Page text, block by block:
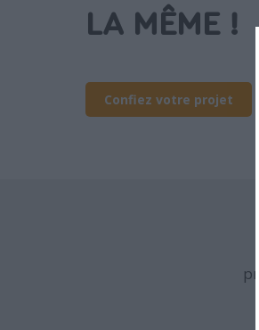
LA MÊME !
Confiez votre projet